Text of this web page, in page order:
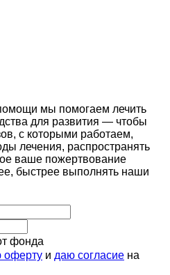
мы помогаем лечить
для развития — чтобы
с которыми работаем,
лечения, распространять
ваше пожертвование
быстрее выполнять наши
фонда
оферту и даю согласие на